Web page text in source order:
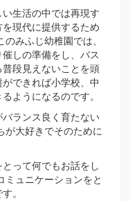
生活の中では再現す
現代に提供するため
みふじ幼稚園では、
しの準備をし、バス
段見えないことを頭
できれば小学校、中
ようになるのです。
ランス良く育たない
が大好きでそのために
って何でもお話をし
ミュニケーションをと
。